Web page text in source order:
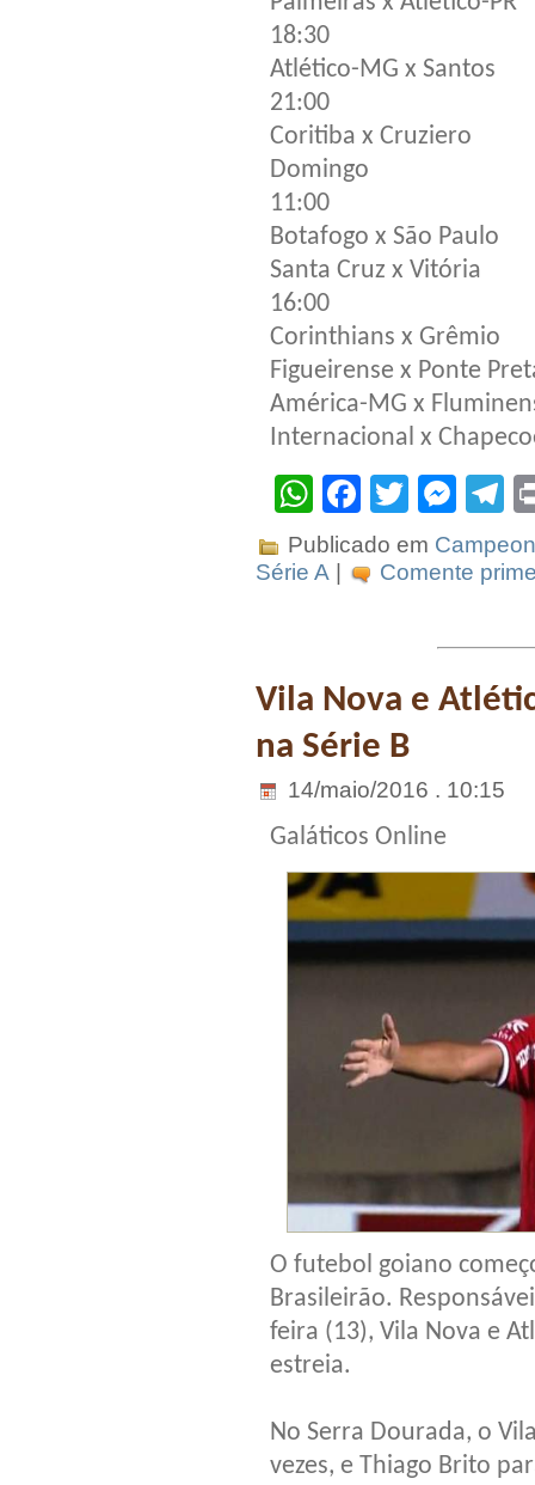
18:30
Atlético-MG x Santos
21:00
Coritiba x Cruziero
Domingo
11:00
Botafogo x São Paulo
Santa Cruz x Vitória
16:00
Corinthians x Grêmio
Figueirense x Ponte
América-MG x
Internacional x
WhatsApp
Facebook
Twitter
Publicado em
Série A
Comente
Vila Nova e
na Série B
14/maio/2016 . 10:15
Galáticos Online
O futebol goiano
Brasileirão.
feira (13), Vila Nova e
estreia.
No Serra Dourada, o
vezes, e Thiago Brito